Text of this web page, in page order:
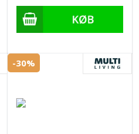
-30%